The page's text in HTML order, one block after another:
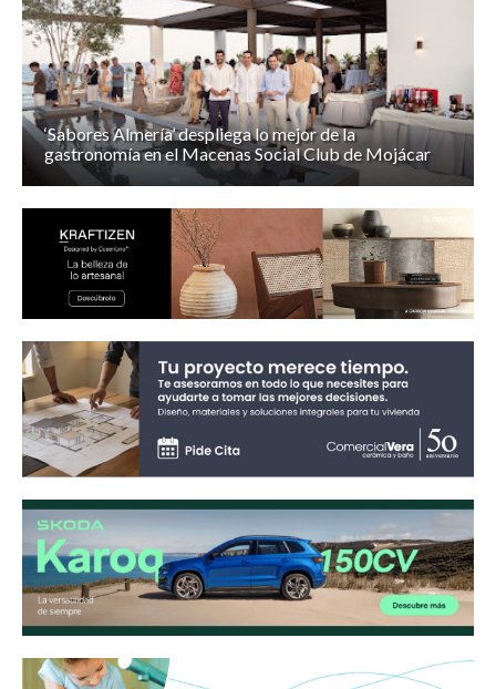
‘Sabores Almería’ despliega lo mejor de la
gastronomía en el Macenas Social Club de Mojácar